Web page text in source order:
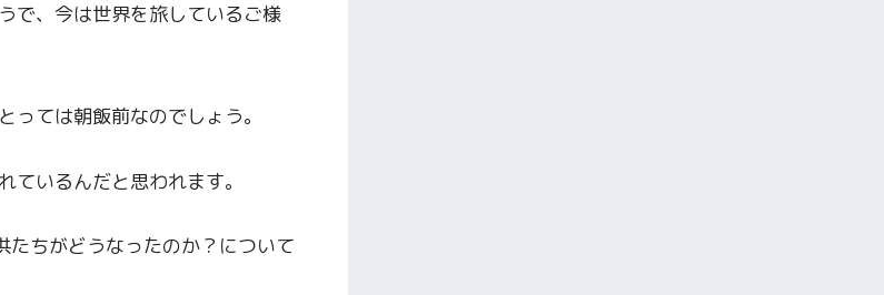
で、今は世界を旅しているご様
ては朝飯前なのでしょう。
いるんだと思われます。
たちがどうなったのか？について